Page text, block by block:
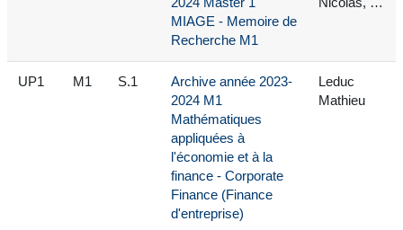
MIAGE - Memoire de
Recherche M1
UP1 M1 S.1
Archive année 2023-
2024 M1
Mathématiques
appliquées à
l'économie et à la
finance - Corporate
Finance (Finance
d'entreprise)
Leduc
Mathieu